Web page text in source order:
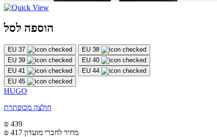
הוספה לסל
EU 37
EU 38
EU 39
EU 40
EU 41
EU 44
EU 45
HUGO
חולצה מכופתרת
₪ 439
₪ 417 מחיר לחברי מועדון